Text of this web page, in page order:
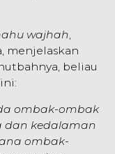
wajhah,
menjelaskan
beliau
ombak-ombak
dan kedalaman
ombak-